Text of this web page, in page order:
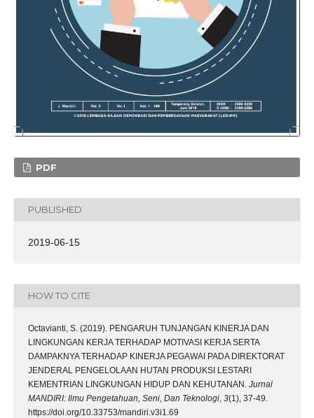
PDF
PUBLISHED
2019-06-15
HOW TO CITE
Octavianti, S. (2019). PENGARUH TUNJANGAN KINERJA DAN
LINGKUNGAN KERJA TERHADAP MOTIVASI KERJA SERTA
DAMPAKNYA TERHADAP KINERJA PEGAWAI PADA DIREKTORAT
JENDERAL PENGELOLAAN HUTAN PRODUKSI LESTARI
KEMENTRIAN LINGKUNGAN HIDUP DAN KEHUTANAN. Jurnal
MANDIRI: Ilmu Pengetahuan, Seni, Dan Teknologi 3(1), 37-49.
https://doi.org/10.33753/mandiri.v3i1.69